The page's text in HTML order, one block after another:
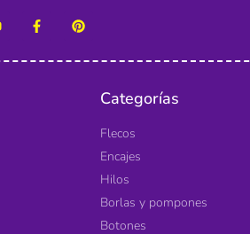
Categorías
Flecos
Encajes
Hilos
Borlas y pompones
Botones